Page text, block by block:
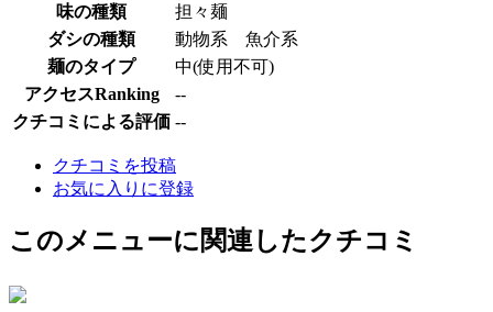
味の種類
担々麺
ダシの種類
動物系 魚介系
麺のタイプ
中(使用不可)
アクセスRanking
--
クチコミによる評価 --
クチコミを投稿
お気に入りに登録
このメニューに関連したクチコミ